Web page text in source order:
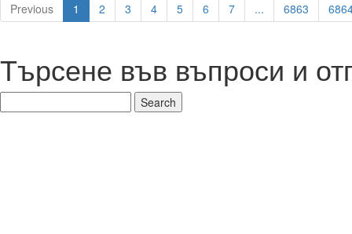
Previous 1 2 3 4 5 6 7 ... 6863
Търсене във въпроси и